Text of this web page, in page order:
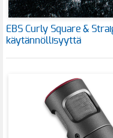
EBS Curly Square &
käytännöllisyyttä